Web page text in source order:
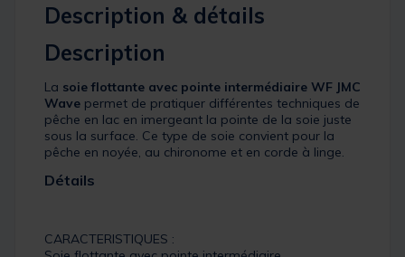
Description & détails
Description
La soie flottante avec pointe intermédiaire WF JMC
Wave permet de pratiquer différentes techniques de
pêche en lac en imergeant la pointe de la soie juste
sous la surface. Ce type de soie convient pour la
pêche en noyée, au chironome et en corde à linge.
Détails
CARACTERISTIQUES :